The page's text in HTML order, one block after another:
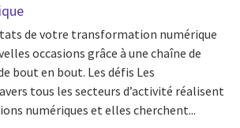
de votre transformation numérique
occasions grâce à une chaîne de
bout en bout. Les défis Les
tous les secteurs d’activité réalisent
numériques et elles cherchent...